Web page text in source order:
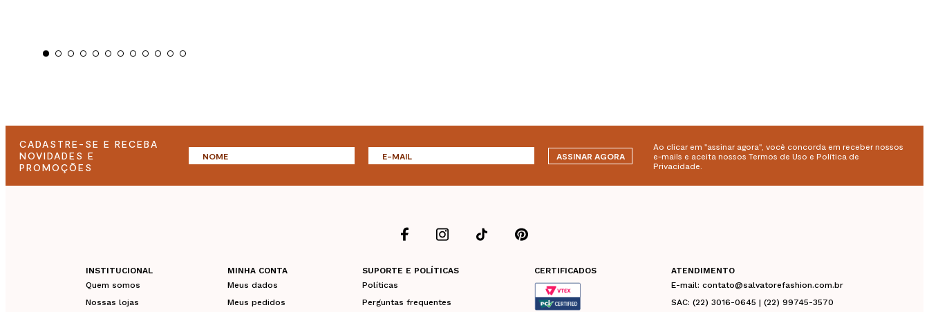
CADASTRE-SE E RECEBA
NOVIDADES E
PROMOÇÕES
ASSINAR AGORA
Ao clicar em "assinar agora", você concorda em receber nossos
e-mails e aceita nossos Termos de Uso e Política de
Privacidade.
INSTITUCIONAL
Quem somos
Nossas lojas
MINHA CONTA
Meus dados
Meus pedidos
SUPORTE E POLÍTICAS
Políticas
Perguntas frequentes
CERTIFICADOS
ATENDIMENTO
E-mail: contato@salvatorefashion.com.br
SAC: (22) 3016-0645 | (22) 99745-3570